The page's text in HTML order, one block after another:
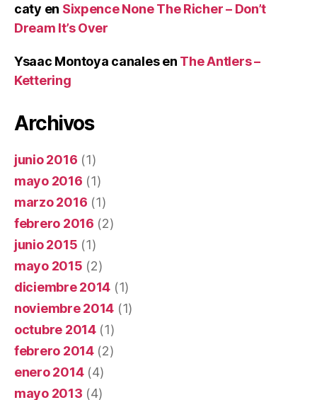
caty en Sixpence None The Richer – Don’t
Dream It’s Over
Ysaac Montoya canalesen The Antlers –
Kettering
Archivos
junio 2016 (1)
mayo 2016 (1)
marzo 2016 (1)
febrero 2016 (2)
junio 2015 (1)
mayo 2015 (2)
diciembre 2014 (1)
noviembre 2014 (1)
octubre 2014(1)
febrero 2014(2)
enero 2014(4)
mayo 2013 (4)